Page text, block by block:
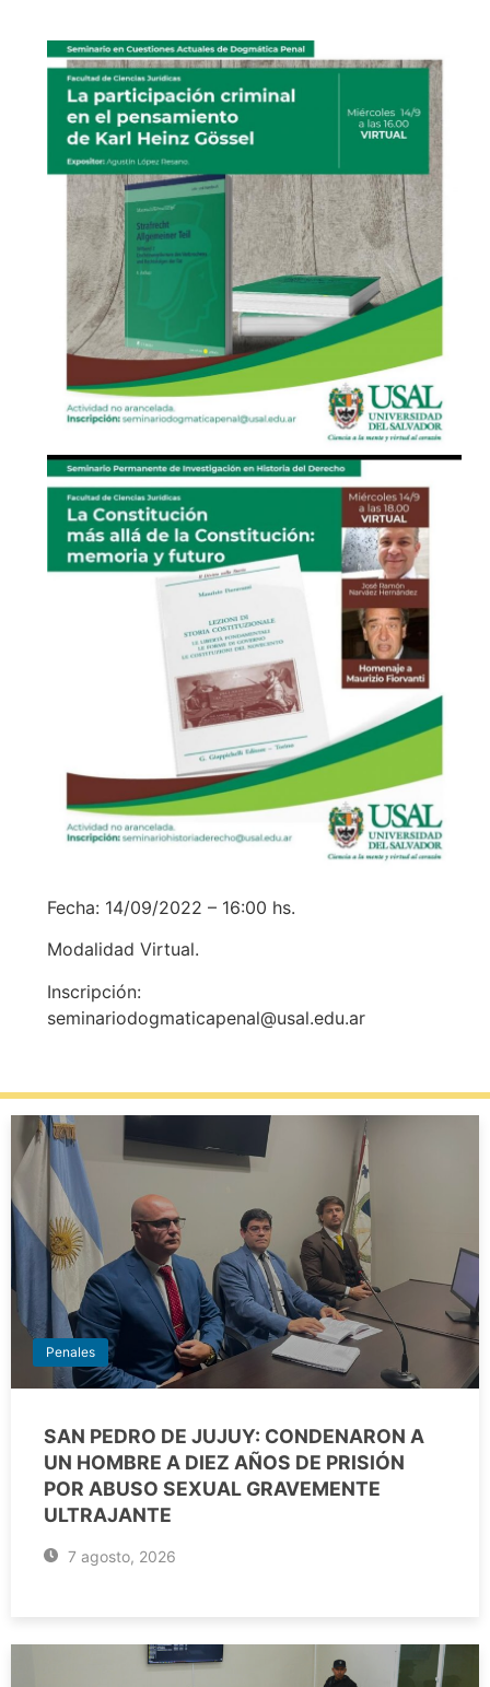
Fecha: 14/09/2022 – 16:00 hs.
Modalidad Virtual.
Inscripción:
seminariodogmaticapenal@usal.edu.ar
Penales
SAN PEDRO DE JUJUY: CONDENARON A
UN HOMBRE A DIEZ AÑOS DE PRISIÓN
POR ABUSO SEXUAL GRAVEMENTE
ULTRAJANTE
7 agosto, 2026